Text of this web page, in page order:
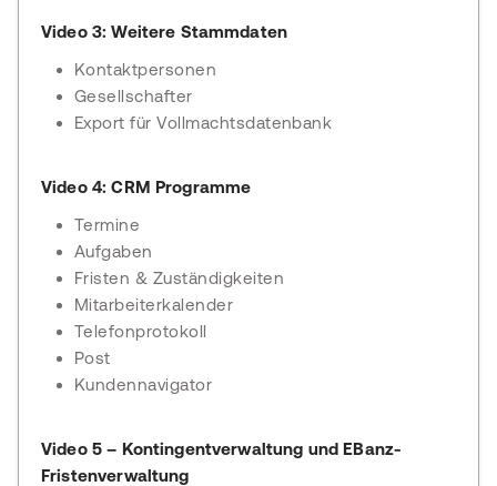
Video 3: Weitere Stammdaten
Kontaktpersonen
Gesellschafter
Export für Vollmachtsdatenbank
Video 4: CRM Programme
Termine
Aufgaben
Fristen & Zuständigkeiten
Mitarbeiterkalender
Telefonprotokoll
Post
Kundennavigator
Video 5 – Kontingentverwaltung und EBanz-
Fristenverwaltung